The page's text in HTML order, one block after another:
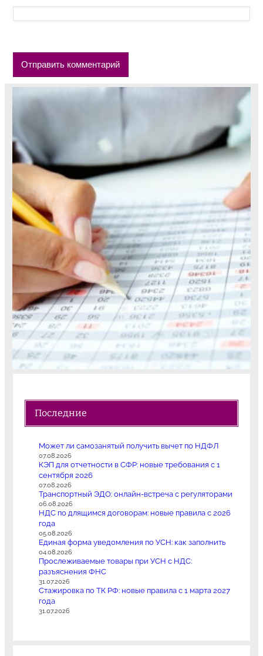
Последние
Может ли самозанятый получить вычет по НДФЛ
07.08.2026
КЭП для отчетности в СФР: новые требования с 1
сентября 2026
07.08.2026
Транспортный ЭДО: онлайн-встреча с регуляторами
06.08.2026
НДС по длящимся договорам: новые правила с 2026
года
05.08.2026
Единая форма уведомления по УСН: как заполнить
04.08.2026
Прослеживаемые товары при УСН с НДС:
разъяснения ФНС
31.07.2026
Стажировка по ТК РФ: новые правила с 1 марта 2027
года
31.07.2026